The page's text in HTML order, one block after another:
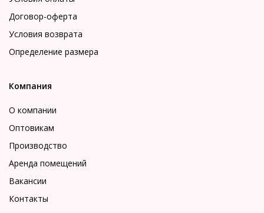
Договор-оферта
Условия возврата
Определение размера
Компания
О компании
Оптовикам
Производство
Аренда помещений
Вакансии
Контакты